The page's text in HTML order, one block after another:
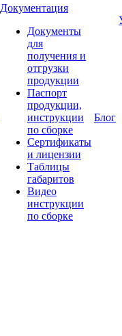
Документация
Документы
для
получения и
отгрузки
продукции
Паспорт
продукции,
инструкции
по сборке
Сертификаты
и лицензии
Таблицы
габаритов
Видео
инструкции
по сборке
Блог